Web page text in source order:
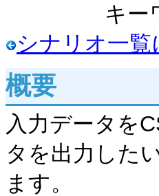
キー
シナリオ一覧
概要
入力データを
タを出力した
ます。